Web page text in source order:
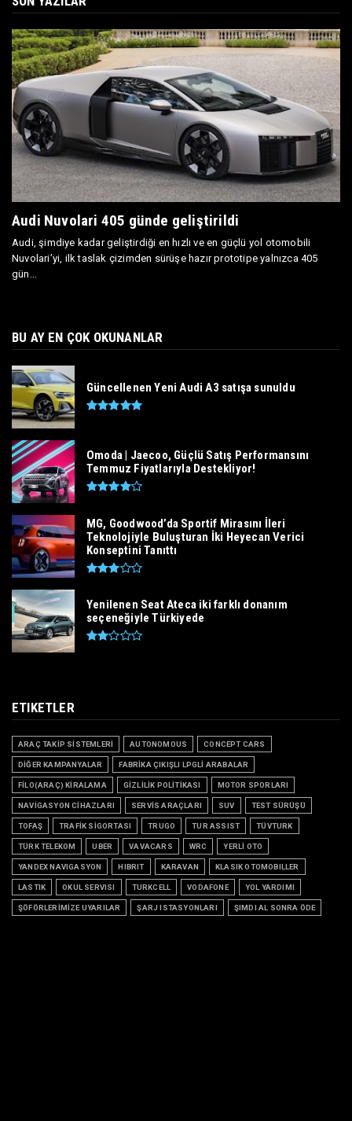
Audi Nuvolari 405 günde geliştirildi
Audi, şimdiye kadar geliştirdiği en hızlı ve en güçlü yol otomobili
Nuvolari’yi, ilk taslak çizimden sürüşe hazır prototipe yalnızca 405
gün...
BU AY EN ÇOK OKUNANLAR
Güncellenen Yeni Audi A3 satışa sunuldu
Omoda | Jaecoo, Güçlü Satış Performansını
Temmuz Fiyatlarıyla Destekliyor!
MG, Goodwood’da Sportif Mirasını İleri
Teknolojiyle Buluşturan İki Heyecan Verici
Konseptini Tanıttı
Yenilenen Seat Ateca iki farklı donanım
seçeneğiyle Türkiyede
ETIKETLER
ARAÇ TAKİP SİSTEMLERİ AUTONOMOUS CONCEPT CARS
DİĞER KAMPANYALAR FABRİKA ÇIKIŞLI LPGLİ ARABALAR
FİLO(ARAÇ) KİRALAMA GİZLİLİK POLİTİKASI MOTOR SPORLARI
NAVİGASYON CİHAZLARI SERVİS ARAÇLARI SUV TEST SÜRÜŞÜ
TOFAŞ TRAFİK SİGORTASI TRUGO TUR ASSIST TÜVTURK
TÜRK TELEKOM UBER VAVACARS WRC YERLİ OTO
YANDEX NAVIGASYON HIBRIT KARAVAN KLASIK OTOMOBILLER
LASTIK OKUL SERVISI TURKCELL VODAFONE YOL YARDIMI
ŞÖFÖRLERİMİZE UYARILAR ŞARJ ISTASYONLARI ŞIMDI AL SONRA ÖDE